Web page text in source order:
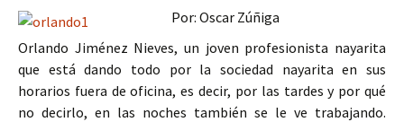
Por: Oscar Zúñiga
Orlando Jiménez Nieves, un joven profesionista nayarita
que está dando todo por la sociedad nayarita en sus
horarios fuera de oficina, es decir, por las tardes y por qué
no decirlo, en las noches también se le ve trabajando.